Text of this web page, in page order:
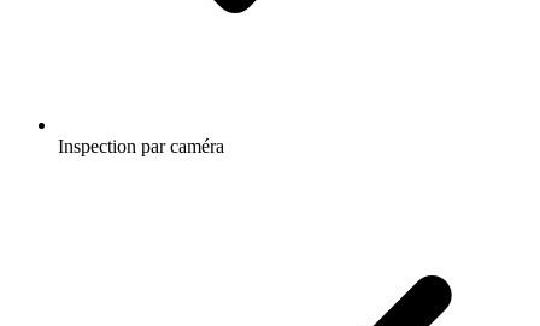
Inspection par caméra